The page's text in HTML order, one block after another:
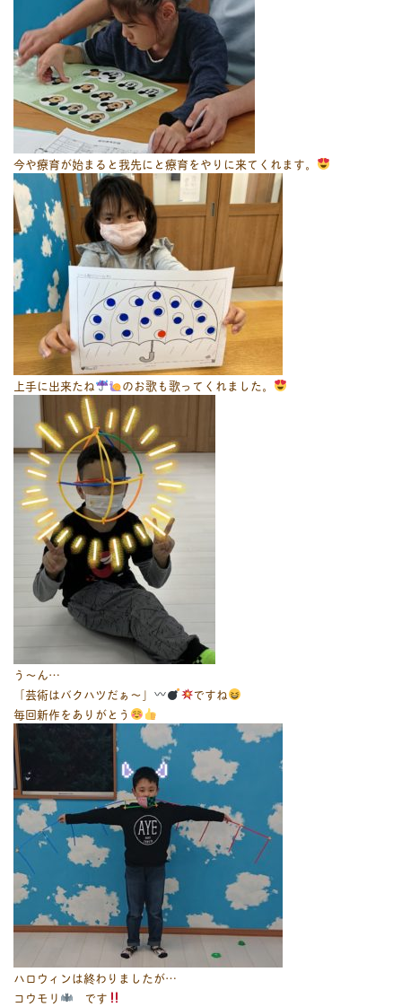
今や療育が始まると我先にと療育をやりに来てくれます。
上手に出来たね のお歌も歌ってくれました。
う～ん…
「芸術はバクハツだぁ～」
ですね
毎回新作をありがとう
ハロウィンは終わりましたが…
コウモリ
です